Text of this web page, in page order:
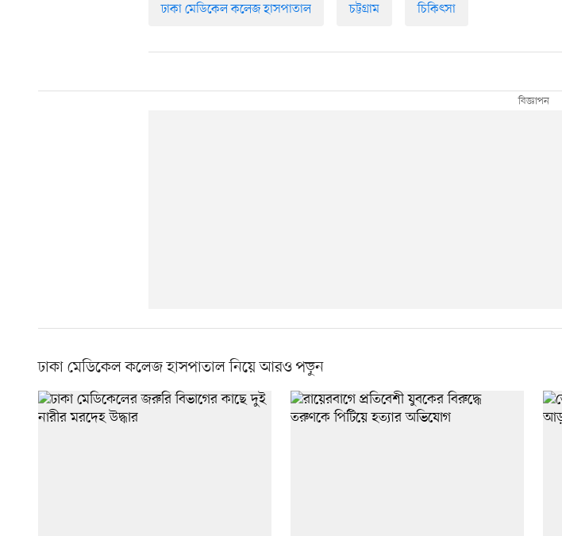
ঢাকা মেডিকেল কলেজ হাসপাতাল চট্টগ্রাম চিকিৎসা
ঢাকা মেডিকেল কলেজ হাসপাতাল নিয়ে আরও পড়ুন